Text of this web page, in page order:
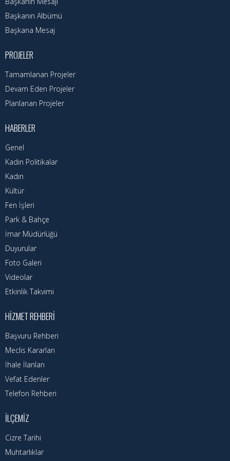
Başkanın Mesajı
Projeler
Planlanan Projeler
Haberler
Genel
Kadın Politikalar
Kadın
Kültür
İmar Müdürlüğü
Duyurular
Foto Galeri
Videolar
Etkinlik Takvimi
Başkanın Albümü
Başkana Mesaj
PROJELER
Tamamlanan Projeler
Devam Eden Projeler
Planlanan Projeler
HABERLER
Genel
Kadın Politikalar
Kadın
Kültür
Fen İşleri
Park & Bahçe
İmar Müdürlüğü
Duyurular
Foto Galeri
Videolar
Etkinlik Takvimi
HIZMET REHBERI
Başvuru Rehberi
Meclis Kararları
İhale İlanları
Vefat Edenler
Telefon Rehberi
İLÇEMIZ
Cizre Tarihi
Muhtarlıklar